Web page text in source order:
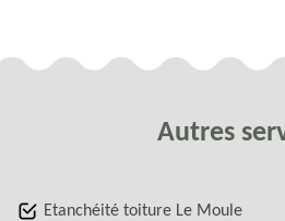
Autres
Etanchéité toiture Le Moule